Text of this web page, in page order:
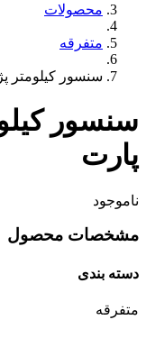
محصولات
متفرقه
سنسور کیلومتر
سنسور
پارت
ناموجود
مشخصات محصول
دسته بندی
متفرقه